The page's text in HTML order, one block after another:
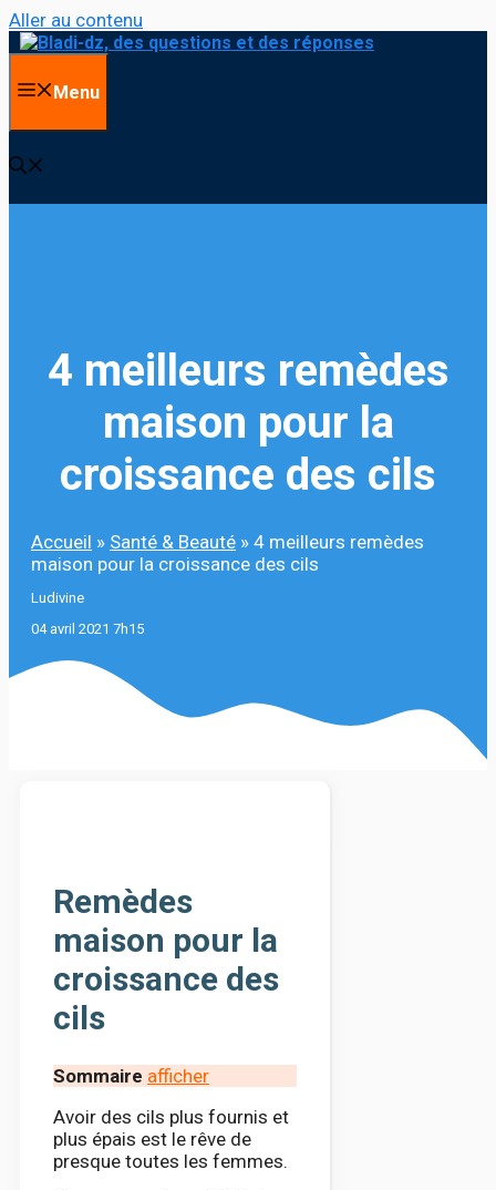
Aller au contenu
Menu
4 meilleurs remèdes
maison pour la
croissance des cils
Accueil » Santé & Beauté » 4 meilleurs remèdes
maison pour la croissance des cils
Ludivine
04 avril 2021 7h15
Remèdes
maison pour la
croissance des
cils
Sommaire afficher
Avoir des cils plus fournis et
plus épais est le rêve de
presque toutes les femmes.